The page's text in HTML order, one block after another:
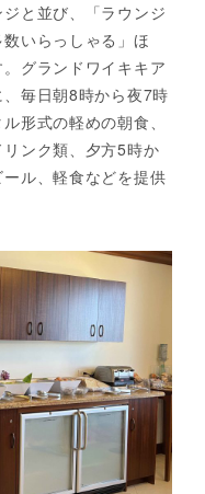
と並び、「ラウンジ
いらっしゃる」ほ
グランドワイキキア
毎日朝8時から夜7時
形式の軽めの朝食、
ンク類、夕方5時か
ル、軽食などを提供